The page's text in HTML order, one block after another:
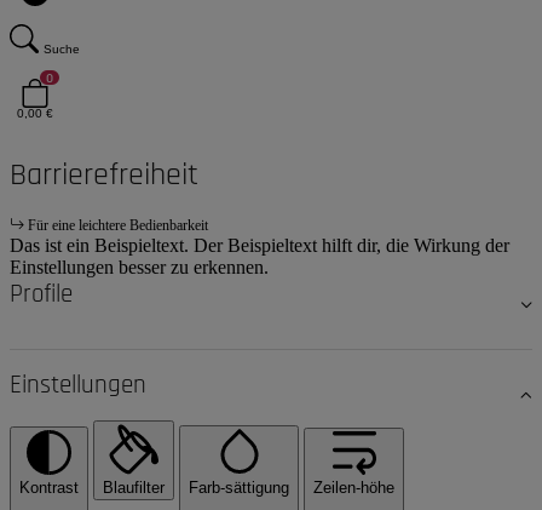
Suche
0
0,00 €
Barrierefreiheit
Für eine leichtere Bedienbarkeit
Das ist ein Beispieltext. Der Beispieltext hilft dir, die Wirkung der
Einstellungen besser zu erkennen.
Profile
Einstellungen
Kontrast Blaufilter Farb-sättigung Zeilen-höhe